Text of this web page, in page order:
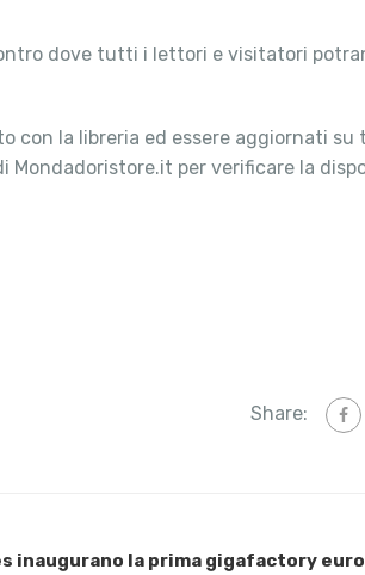
dove tutti i lettori e visitatori
con la libreria ed essere aggiornati
per verificare la
Share:
inaugurano la prima gigafactory